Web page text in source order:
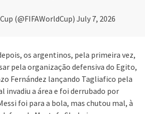
(@FIFAWorldCup) July 7, 2026
os argentinos, pela primeira vez,
pela organização defensiva do Egito,
Fernández lançando Tagliafico pela
invadiu a área e foi derrubado por
foi para a bola, mas chutou mal, à